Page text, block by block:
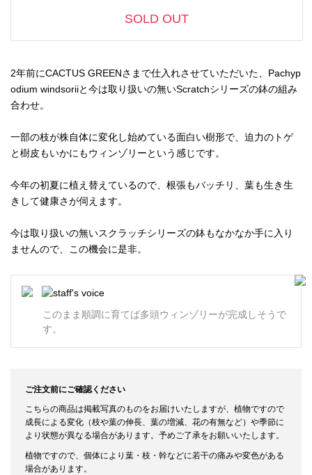
SOLD OUT
2年前にCACTUS GREENさまで仕入れさせていただいた、Pachyp
odium windsoriiと今は取り扱いの無いScratchシリーズの鉢の組み
合わせ。
一部の枝が株自体に変化し始めている面白い樹形で、迫力のトゲ
と樹皮もいかにもウィンゾリーという感じです。
今年の初夏に植え替えているので、根張もバッチリ、葉も生き生
きして健康さが伺えます。
今は取り扱いの無いスクラッチシリーズの鉢もなかなか手に入り
ませんので、この機会に是非。
このまま順調に育てば多頭ウィンゾリーが完成しそうで
す。
ご注文前にご確認ください
こちらの商品は掲載写真のものをお届けいたしますが、植物ですので
成長による変化（枝や葉の伸長、葉の増減、花の有無など）や季節に
より状態が異なる場合があります。予めご了承をお願いいたします。
植物ですので、個体により葉・枝・幹などに若干の痛みや変色がある
場合があります。